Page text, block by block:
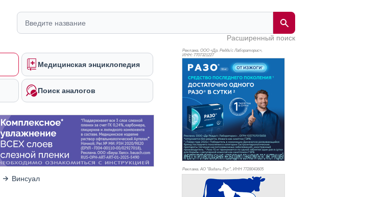
Расширенный поиск
Медицинская энциклопедия
Поиск аналогов
Винсуал
Реклама. ООО «Др. Редди’с Лабораторис»,
ИНН: 7707321227
Реклама. АО "Видаль Рус", ИНН 7728043605